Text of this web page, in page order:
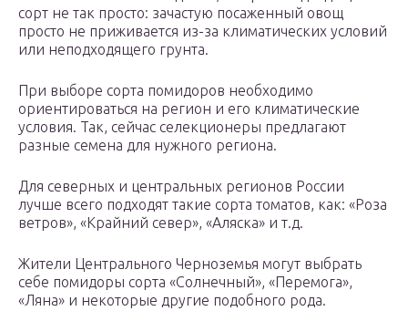
сорт не так просто: зачастую посаженный овощ
просто не приживается из-за климатических условий
или неподходящего грунта.
При выборе сорта помидоров необходимо
ориентироваться на регион и его климатические
условия. Так, сейчас селекционеры предлагают
разные семена для нужного региона.
Для северных и центральных регионов России
лучше всего подходят такие сорта томатов, как: «Роза
ветров», «Крайний север», «Аляска» и т.д.
Жители Центрального Черноземья могут выбрать
себе помидоры сорта «Солнечный», «Перемога»,
«Ляна» и некоторые другие подобного рода.